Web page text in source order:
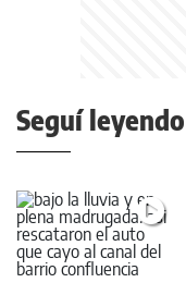
Seguí leyendo